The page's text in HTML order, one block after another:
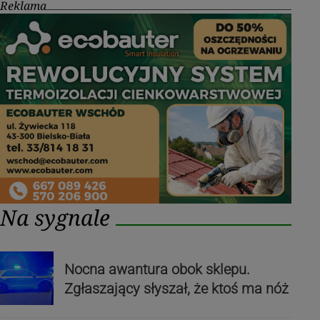
Reklama
Na sygnale
Nocna awantura obok sklepu.
Zgłaszający słyszał, że ktoś ma nóż